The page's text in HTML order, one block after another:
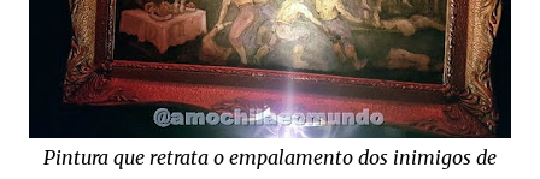
Pintura que retrata o empalamento dos inimigos de